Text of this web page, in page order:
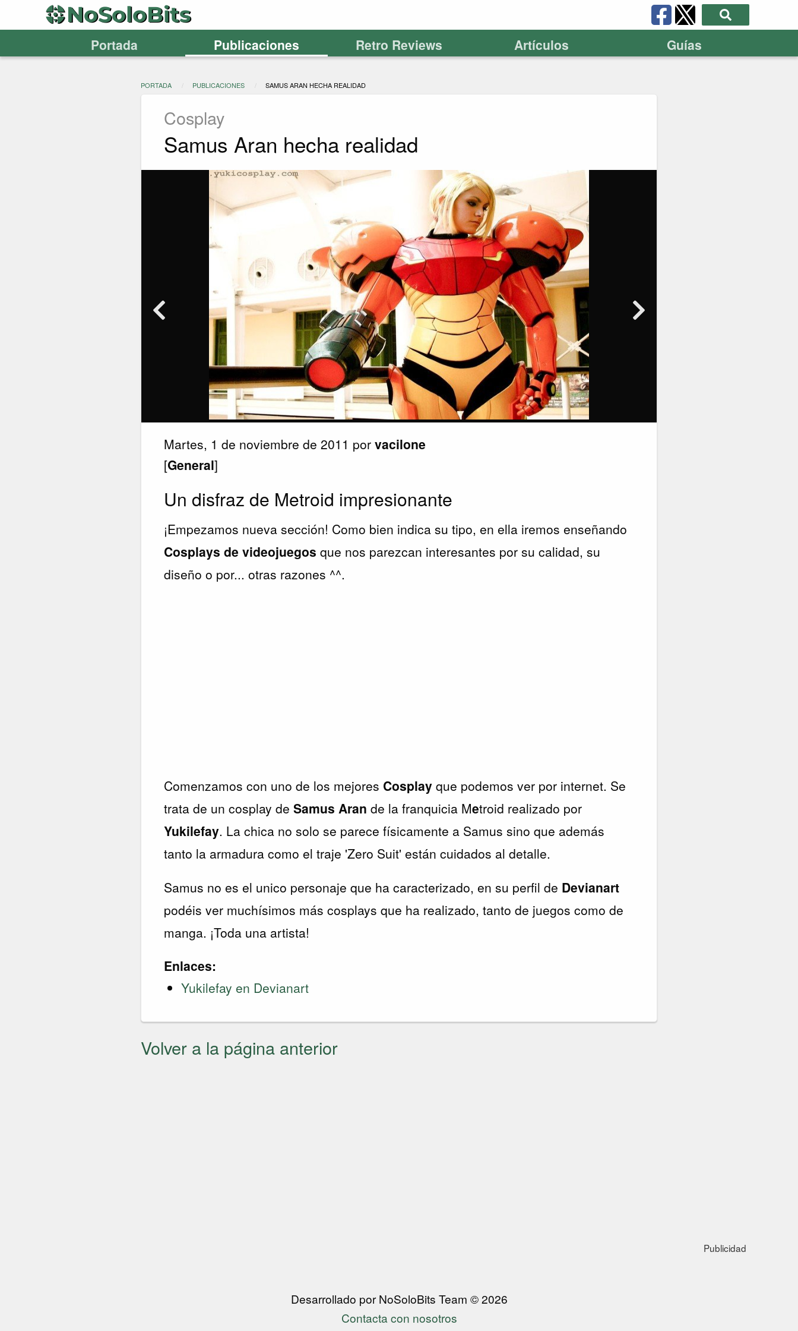
Portada Publicaciones Retro Reviews Artículos Guías
PORTADA PUBLICACIONES SAMUS ARAN HECHA REALIDAD
Cosplay
Samus Aran hecha realidad
Martes, 1 de noviembre de 2011 porvacilone
[General]
Un disfraz de Metroid impresionante
¡Empezamos nueva sección! Como bien indica su tipo, en ella iremos enseñando
Cosplays de videojuegos que nos parezcan interesantes por su calidad, su
diseño o por... otras razones ^^.
Comenzamos con uno de los mejores Cosplayque podemos ver por internet. Se
trata de un cosplay deSamus Aran de la franquicia Metroid realizado por
Yukilefay. La chica no solo se parece físicamente a Samus sino que además
tanto la armadura como el traje 'Zero Suit' están cuidados al detalle.
Samus no es el unico personaje que ha caracterizado, en su perfil de Devianart
podéis ver muchísimos más cosplays que ha realizado, tanto de juegos como de
manga. ¡Toda una artista!
Enlaces:
Yukilefay en Devianart
Volver a la página anterior
Publicidad
Desarrollado por NoSoloBits Team © 2026
Contacta con nosotros